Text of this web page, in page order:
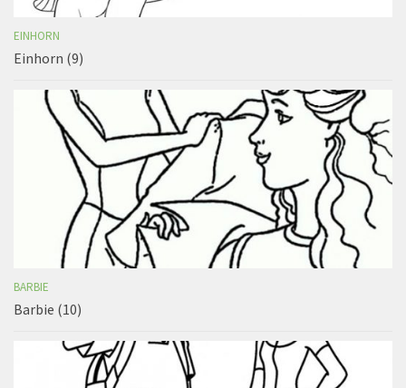
EINHORN
Einhorn (9)
BARBIE
Barbie (10)